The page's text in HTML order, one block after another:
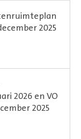
2025
2026 en VO
2025